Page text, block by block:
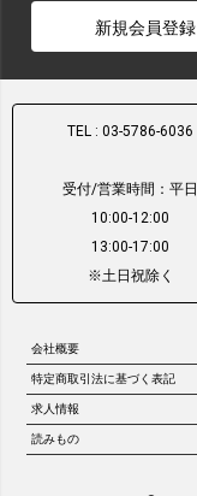
新規会員登録
TEL : 03-5786-6036
受付/営業時間：平日
10:00-12:00
13:00-17:00
※土日祝除く
会社概要
特定商取引法に基づく表記
求人情報
読みもの